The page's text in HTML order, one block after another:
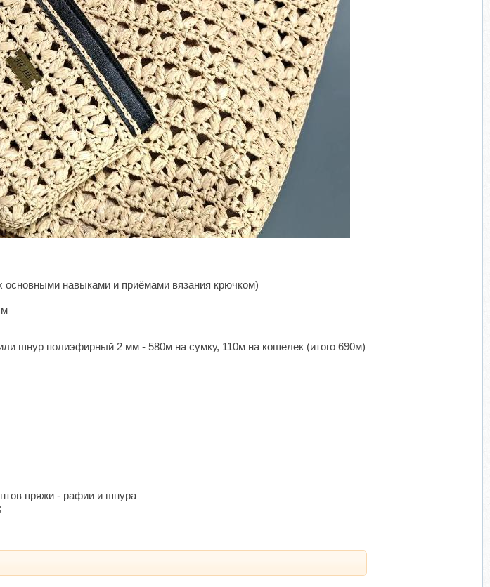
навыками и приёмами вязания крючком)
шнур полиэфирный 2 мм - 580м на сумку, 110м на кошелек (итого 690м)
пряжи - рафии и шнура